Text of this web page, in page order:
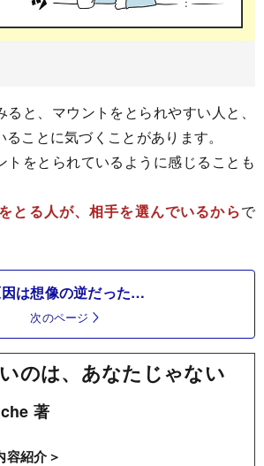
と、マウントをとられやすい人と、
ことに気づくことがあります。
をとられているように感じることも
とる人が、相手を選んでいるからで
は想像の逆だった…
次のページ
のは、あなたじゃない
著
容紹介＞